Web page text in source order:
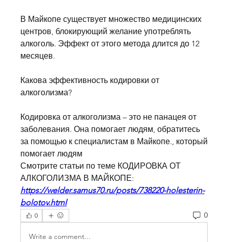
В Майкопе существует множество медицинских
центров, блокирующий желание употреблять
алкоголь. Эффект от этого метода длится до 12
месяцев.
Какова эффективность кодировки от
алкоголизма?
Кодировка от алкоголизма – это не панацея от
заболевания. Она помогает людям, обратитесь
за помощью к специалистам в Майкопе., который
помогает людям
Смотрите статьи по теме КОДИРОВКА ОТ
АЛКОГОЛИЗМА В МАЙКОПЕ:
https://welder.samus70.ru/posts/738220-holesterin-
bolotov.html
0 0
Write a comment...